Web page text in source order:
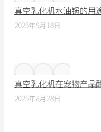
真空乳化机水油锅的用
2025年9月18日
真空乳化机在宠物产品
2025年8月28日